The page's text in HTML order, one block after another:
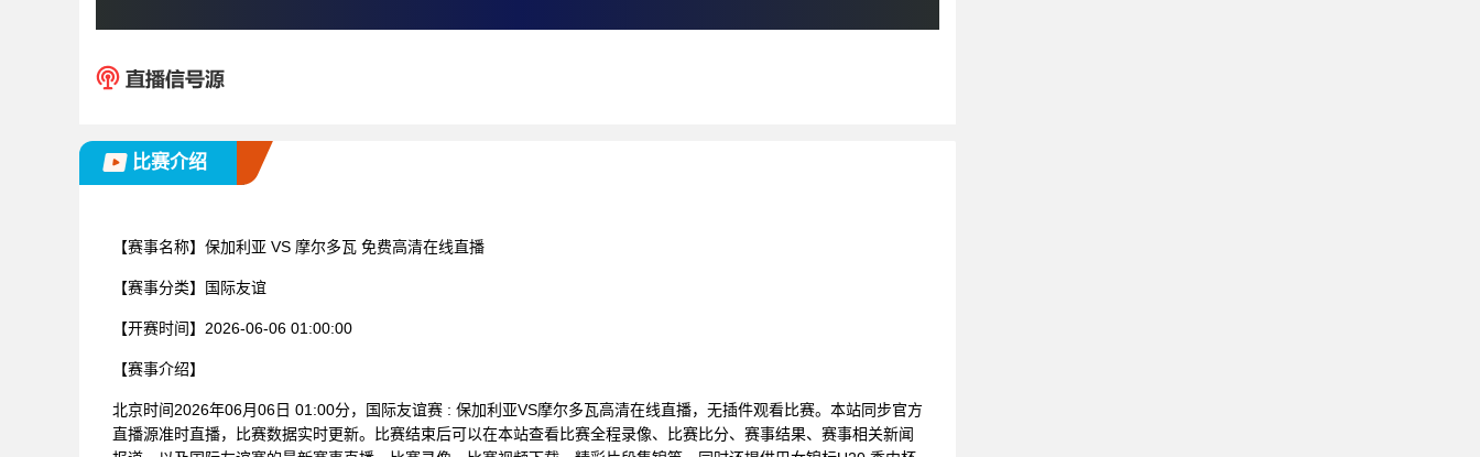
比赛介绍
【赛事名称】 保加利亚 VS 摩尔多瓦 免费高清在线直播
【赛事分类】 国际友谊
【开赛时间】 2026-06-06 01:00:00
【赛事介绍】
北京时间2026年06月06日 01:00分，国际友谊赛 : 保加利亚VS摩尔多瓦高清在线直播，无插件观看比赛。本站同步官方
直播源准时直播，比赛数据实时更新。比赛结束后可以在本站查看比赛全程录像、比赛比分、赛事结果、赛事相关新闻